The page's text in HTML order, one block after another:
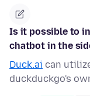
Is it possible to
chatbot in the
Duck.ai can
duckduckgo's